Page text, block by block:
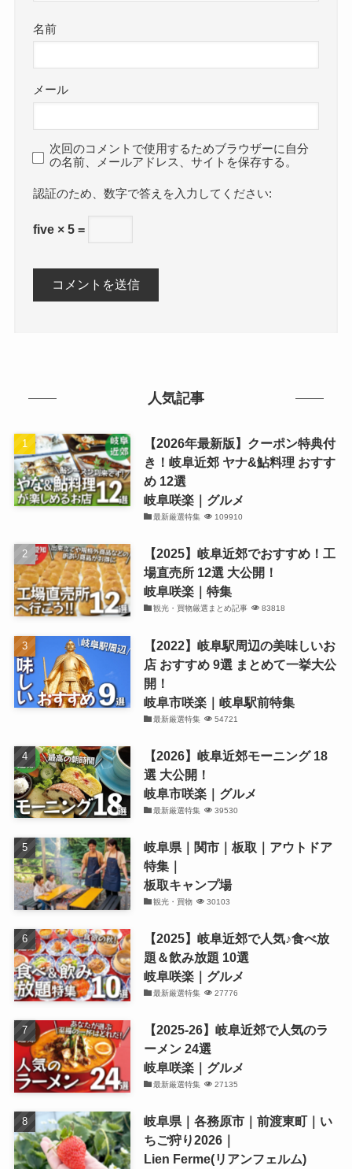
名前
メール
次回のコメントで使用するためブラウザーに自分
の名前、メールアドレス、サイトを保存する。
数字で答えを入力してください:
five × 5 =
人気記事
【2026年最新版】クーポン特典付
き！岐阜近郊 ヤナ&鮎料理 おすす
め 12選
岐阜咲楽｜グルメ
最新厳選特集 109910
【2025】岐阜近郊でおすすめ！工
場直売所 12選 大公開！
岐阜咲楽｜特集
観光・買物厳選まとめ記事 83818
【2022】岐阜駅周辺の美味しいお
店 おすすめ 9選 まとめて一挙大公
開！
岐阜市咲楽｜岐阜駅前特集
最新厳選特集 54721
【2026】岐阜近郊モーニング 18
選 大公開！
岐阜市咲楽｜グルメ
最新厳選特集 39530
岐阜県｜関市｜板取｜アウトドア
特集｜
板取キャンプ場
観光・買物 30103
【2025】岐阜近郊で人気♪食べ放
題＆飲み放題 10選
岐阜咲楽｜グルメ
最新厳選特集 27776
【2025-26】岐阜近郊で人気のラ
ーメン 24選
岐阜咲楽｜グルメ
最新厳選特集 27135
岐阜県｜各務原市｜前渡東町｜い
ちご狩り2026｜
Lien Ferme(リアンフェルム)